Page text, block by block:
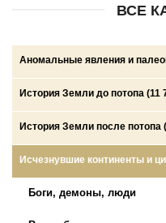
ВСЕ
Аномальные явления и
Круги на полях
НЛО
НПО и НСО
Палеоконтакты
История Земли до потопа (11
Войны богов, демонов и
Глобальные катастрофы
Золотой век
История Земли после потопа
Аратта
Древние государства
Исчезнувшие континенты и
Боги, демоны, люди